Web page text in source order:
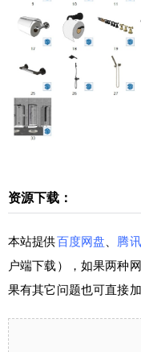
资源下载：
本站提供百度网盘 腾
户端下载），如果两种
果有其它问题也可直接
资源下载： 本站
盘下载方式（建
盘下载链接都失效
题也可直接加我
当前内容已被隐藏
注册 仅需149元，
etchUp课程⋘点击
etchUp高手！咨询